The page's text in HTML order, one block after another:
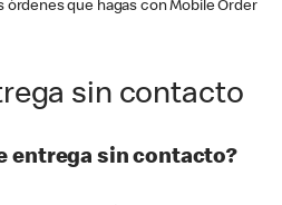
órdenes que hagas con Mobile Order
sin contacto
entrega sin contacto?